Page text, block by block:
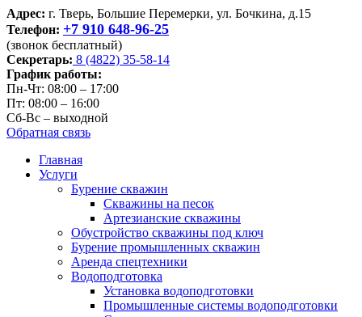
Адрес: г. Тверь, Большие Перемерки, ул. Бочкина, д.15
Телефон: +7 910 648-96-25
(звонок бесплатный)
Секретарь: 8 (4822) 35-58-14
График работы:
Пн-Чт: 08:00 – 17:00
Пт: 08:00 – 16:00
Сб-Вс – выходной
Обратная связь
Главная
Услуги
Бурение скважин
Скважины на песок
Артезианские скважины
Обустройство скважины под ключ
Бурение промышленных скважин
Аренда спецтехники
Водоподготовка
Установка водоподготовки
Промышленные системы водоподготовки